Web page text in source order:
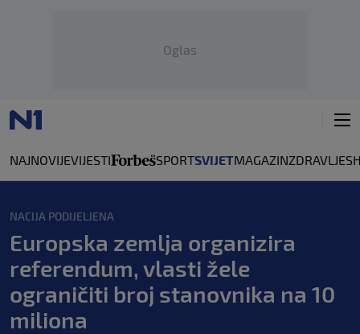
Oglas
NAJNOVIJEVIJESTI SPORTSVIJETMAGAZINZDRAVLJE
NACIJA PODIJELJENA
Europska zemlja organizira
referendum, vlasti žele
ograničiti broj stanovnika na 10
miliona